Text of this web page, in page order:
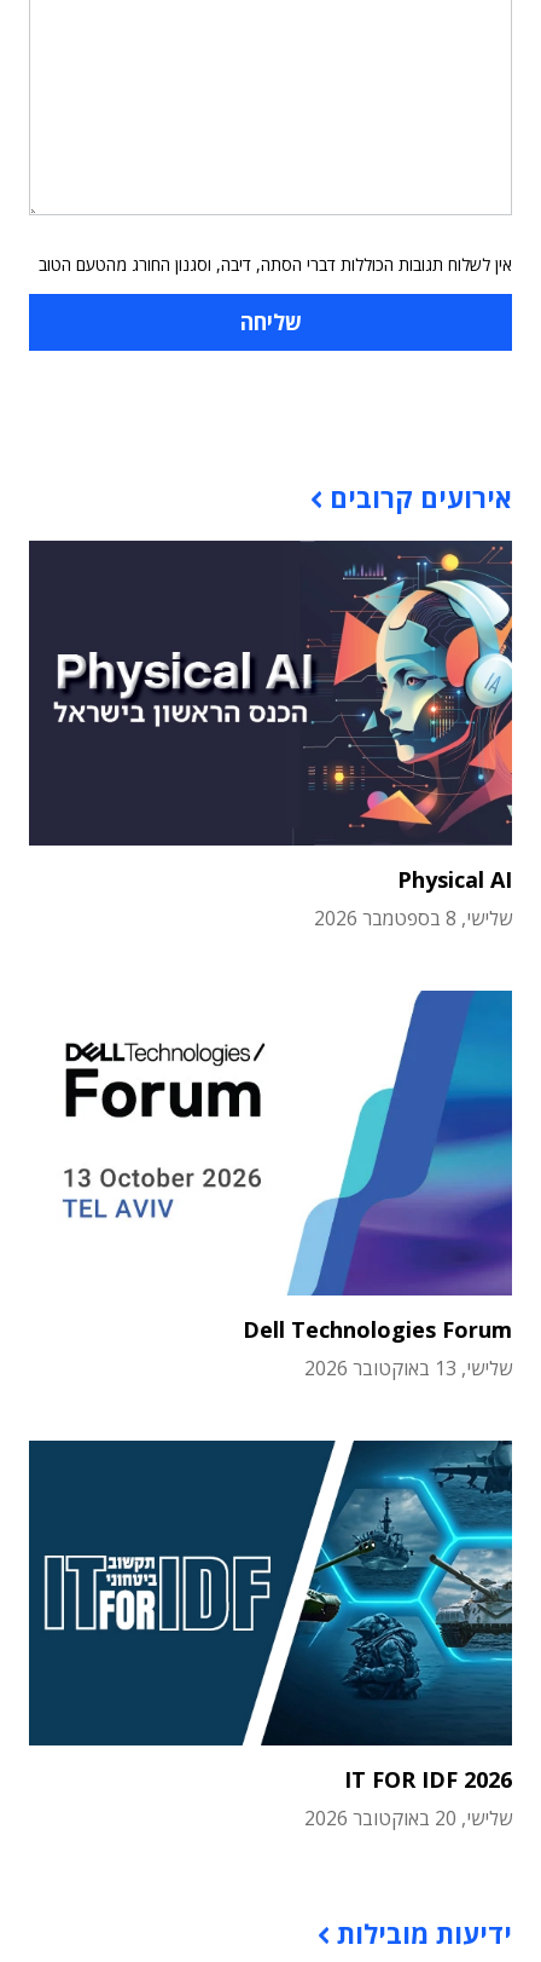
אין לשלוח תגובות הכוללות דברי הסתה, דיבה, וסגנון החורג מהטעם הטוב
אירועים קרובים
Physical AI
שלישי, 8 בספטמבר 2026
Dell Technologies Forum
שלישי, 13 באוקטובר 2026
IT FOR IDF 2026
שלישי, 20 באוקטובר 2026
ידיעות מובילות